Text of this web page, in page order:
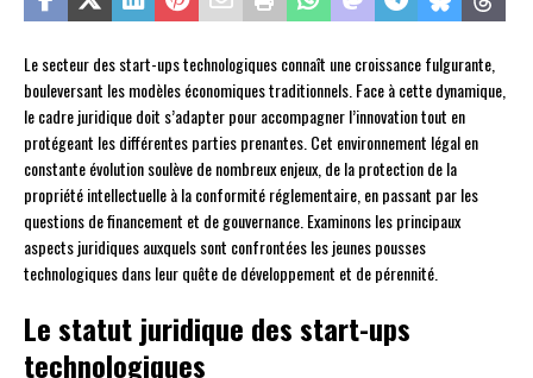
Le secteur des start-ups technologiques connaît une croissance fulgurante,
bouleversant les modèles économiques traditionnels. Face à cette dynamique,
le cadre juridique doit s’adapter pour accompagner l’innovation tout en
protégeant les différentes parties prenantes. Cet environnement légal en
constante évolution soulève de nombreux enjeux, de la protection de la
propriété intellectuelle à la conformité réglementaire, en passant par les
questions de financement et de gouvernance. Examinons les principaux
aspects juridiques auxquels sont confrontées les jeunes pousses
technologiques dans leur quête de développement et de pérennité.
Le statut juridique des start-ups
technologiques